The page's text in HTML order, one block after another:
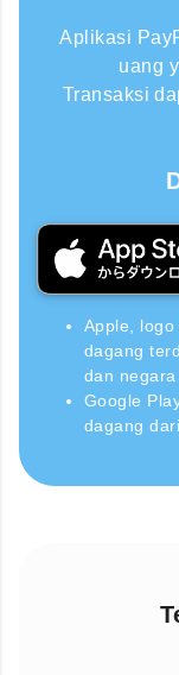
Aplikasi
uang
Transaksi
Apple, logo
dagang
dan negara
Google
dagang